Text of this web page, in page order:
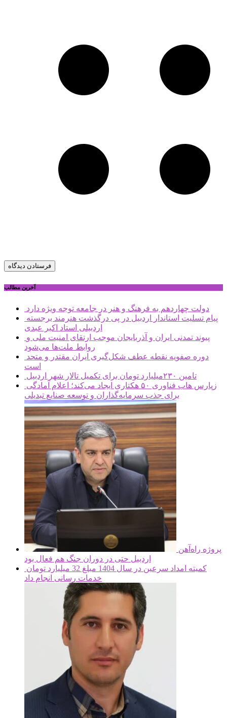
آخرین مطالب
دولت چهاردهم به فرهنگ و هنر در جامعه توجه ویژه دارد
اردبیلی استاد اکبر عبدی
روابط ملت‌ها می‌شود
است
تامین ۲۳۰میلیارد تومان برای تکمیل تالار شهر اردبیل
برای جذب سرمایه‌گذاران و توسعه صنایع تبدیلی
اردبیل حتی در دوران جنگ هم فعال بود
خدمات رسانی انجام داد